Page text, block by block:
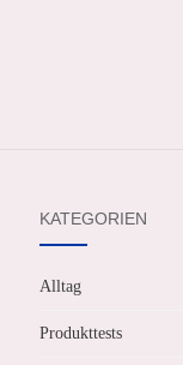
KATEGORIEN
Alltag
Produkttests